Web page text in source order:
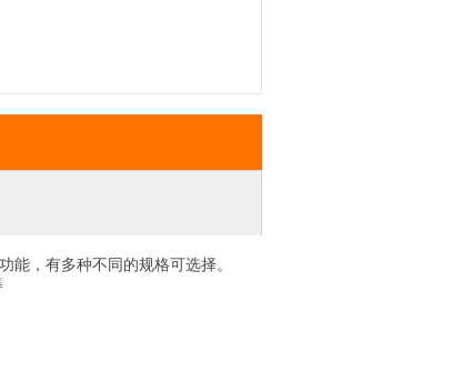
能，有多种不同的规格可选择。